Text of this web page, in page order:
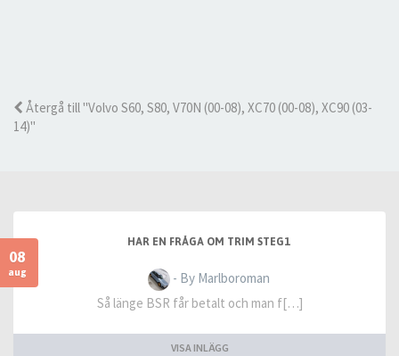
Återgå till "Volvo S60, S80, V70N (00-08), XC70 (00-08), XC90 (03-
14)"
08
aug
HAR EN FRÅGA OM TRIM STEG1
- By Marlboroman
Så länge BSR får betalt och man f[…]
VISA INLÄGG